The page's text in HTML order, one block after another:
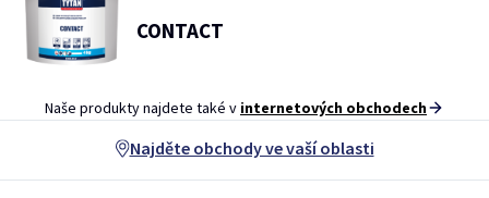
CONTACT
Naše produkty najdete také v internetových obchodech
Najděte obchody ve vaší oblasti